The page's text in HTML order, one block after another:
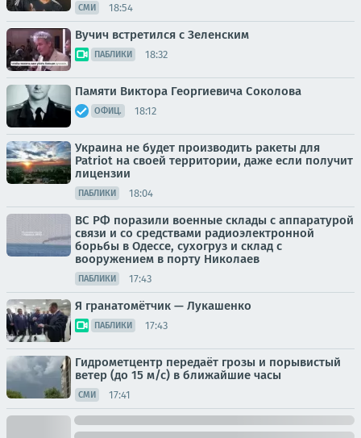
СМИ 18:54
Вучич встретился с Зеленским
ПАБЛИКИ 18:32
Памяти Виктора Георгиевича Соколова
ОФИЦ. 18:12
Украина не будет производить ракеты для
Patriot на своей территории, даже если получит
лицензии
ПАБЛИКИ 18:04
ВС РФ поразили военные склады с аппаратурой
связи и со средствами радиоэлектронной
борьбы в Одессе, сухогруз и склад с
вооружением в порту Николаев
ПАБЛИКИ 17:43
Я гранатомётчик — Лукашенко
ПАБЛИКИ 17:43
Гидрометцентр передаёт грозы и порывистый
ветер (до 15 м/с) в ближайшие часы
СМИ 17:41